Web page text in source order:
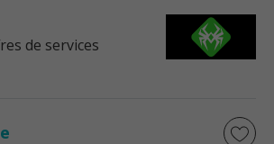
de services